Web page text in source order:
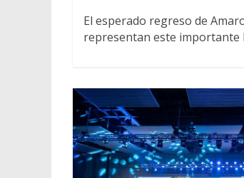
El esperado regreso de
representan este importante